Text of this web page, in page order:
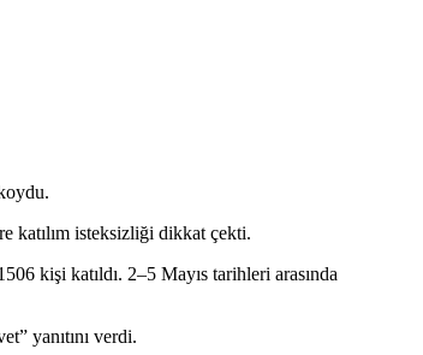
katılım isteksizliği dikkat çekti.
kişi katıldı. 2–5 Mayıs tarihleri arasında
yanıtını verdi.